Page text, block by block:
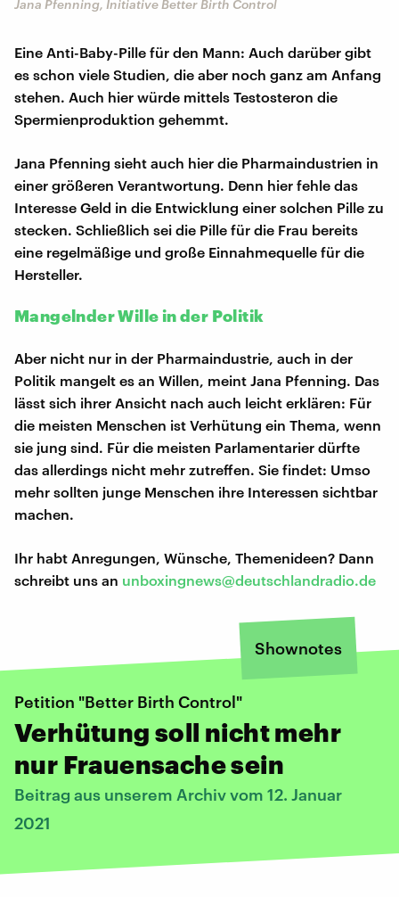
Jana Pfenning, Initiative Better Birth Control
Eine Anti-Baby-Pille für den Mann: Auch darüber gibt
es schon viele Studien, die aber noch ganz am Anfang
stehen. Auch hier würde mittels Testosteron die
Spermienproduktion gehemmt.
Jana Pfenning sieht auch hier die Pharmaindustrien in
einer größeren Verantwortung. Denn hier fehle das
Interesse Geld in die Entwicklung einer solchen Pille zu
stecken. Schließlich sei die Pille für die Frau bereits
eine regelmäßige und große Einnahmequelle für die
Hersteller.
Mangelnder Wille in der Politik
Aber nicht nur in der Pharmaindustrie, auch in der
Politik mangelt es an Willen, meint Jana Pfenning. Das
lässt sich ihrer Ansicht nach auch leicht erklären: Für
die meisten Menschen ist Verhütung ein Thema, wenn
sie jung sind. Für die meisten Parlamentarier dürfte
das allerdings nicht mehr zutreffen. Sie findet: Umso
mehr sollten junge Menschen ihre Interessen sichtbar
machen.
Ihr habt Anregungen, Wünsche, Themenideen? Dann
schreibt uns an unboxingnews@deutschlandradio.de
Shownotes
Petition "Better Birth Control"
Verhütung soll nicht mehr
nur Frauensache sein
Beitrag aus unserem Archiv vom 12. Januar
2021